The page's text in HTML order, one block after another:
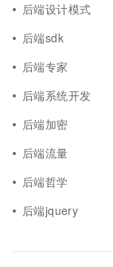
后端设计模式
后端sdk
后端专家
后端系统开发
后端加密
后端流量
后端哲学
后端jquery